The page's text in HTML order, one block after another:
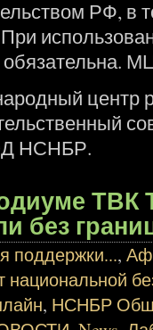
РФ, в
обязательна.
центр
НСНБР.
ТВК
без
поддержки...,
, НСНБР